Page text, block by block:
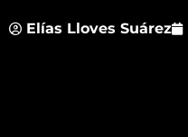
Elías Lloves Suárez